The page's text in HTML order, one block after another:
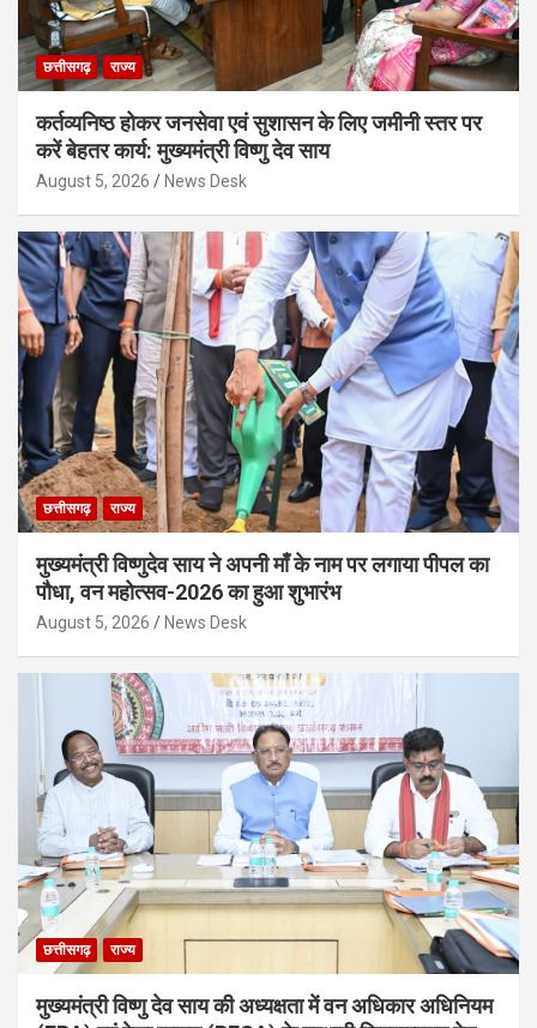
छत्तीसगढ़ राज्य
कर्तव्यनिष्ठ होकर जनसेवा एवं सुशासन के लिए जमीनी स्तर पर
करें बेहतर कार्य: मुख्यमंत्री विष्णु देव साय
August 5, 2026 News Desk
छत्तीसगढ़ राज्य
मुख्यमंत्री विष्णुदेव साय ने अपनी माँ के नाम पर लगाया पीपल का
पौधा, वन महोत्सव-2026 का हुआ शुभारंभ
August 5, 2026 News Desk
छत्तीसगढ़ राज्य
मुख्यमंत्री विष्णु देव साय की अध्यक्षता में वन अधिकार अधिनियम